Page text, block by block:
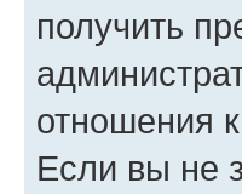
получить
отношения
Если вы не